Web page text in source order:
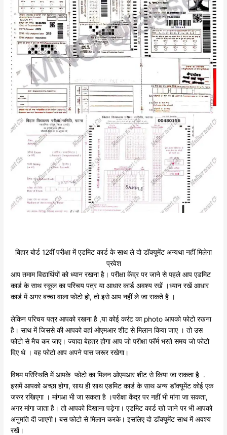
बिहार बोर्ड 12वीं परीक्षा में एडमिट कार्ड के साथ ले दो डॉक्यूमेंट अन्यथा नहीं मिलेगा
प्रवेश
आप तमाम विद्यार्थियों को ध्यान रखना है। परीक्षा केंद्र पर जाने से पहले आप एडमिट
कार्ड के साथ स्कूल का परिचय पत्र या आधार कार्ड अवश्य रखें ।ध्यान रखें आधार
कार्ड में अगर बच्चा वाला फोटो हो, तो इसे आप नहीं ले जा सकते हैं ।
लेकिन परिचय पत्र आपको रखना है ,या कोई करंट का photo आपको फोटो रखना
है। साथ में जिससे की आपको वहां ओएमआर शीट से मिलान किया जाए । तो उस
फोटो से मैच कर जाए। ज्यादा बेहतर होगा आप जो परीक्षा फॉर्म भरते समय जो फोटो
दिए थे । वह फोटो आप अपने पास जरूर रखेगा।
विषम परिस्थिति में आपके फोटो का मिलन ओएमआर शीट से किया जा सकता है .
इसमें आपको अच्छा होगा, साथ ही साथ एडमिट कार्ड के साथ अन्य डॉक्यूमेंट कोई एक
जरुर रखिएगा । मांगआ भी जा सकता है ।परीक्षा केंद्र पर नहीं भी मांगा जा सकता,
अगर मांगा जाता है। तो आपको दिखाना पड़ेगा। एडमिट कार्ड खो जाने पर भी आपको
अनुमति दी जाएगी। बस फोटो से मिलान करके। इसलिए दो डॉक्यूमेंट साथ में अवश्य
रखें।